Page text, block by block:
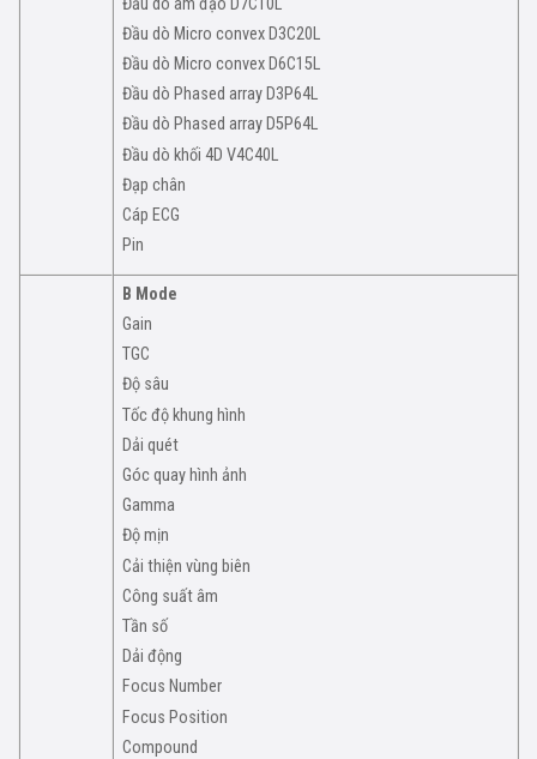
Đầu dò Micro convex D3C20L
Đầu dò Micro convex D6C15L
Đầu dò Phased array D3P64L
Đầu dò Phased array D5P64L
Đầu dò khối 4D V4C40L
Đạp chân
Cáp ECG
Pin
B Mode
Gain
TGC
Độ sâu
Tốc độ khung hình
Dải quét
Góc quay hình ảnh
Gamma
Độ mịn
Cải thiện vùng biên
Công suất âm
Tần số
Dải động
Focus Number
Focus Position
Compound